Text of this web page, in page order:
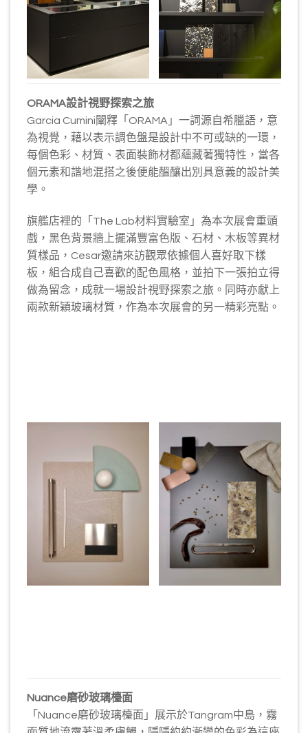
ORAMA設計視野探索之旅
Garcia Cumini闡釋「ORAMA」一詞源自希臘語，意
為視覺，藉以表示調色盤是設計中不可或缺的一環，
每個色彩、材質、表面裝飾材都蘊藏著獨特性，當各
個元素和諧地混搭之後便能醞釀出別具意義的設計美
學。
旗艦店裡的「The Lab材料實驗室」為本次展會重頭
戲，黑色背景牆上擺滿豐富色版、石材、木板等異材
質樣品，Cesar邀請來訪觀眾依據個人喜好取下樣
板，組合成自己喜歡的配色風格，並拍下一張拍立得
做為留念，成就一場設計視野探索之旅。同時亦獻上
兩款新穎玻璃材質，作為本次展會的另一精彩亮點。
Nuance磨砂玻璃檯面
「Nuance磨砂玻璃檯面」展示於Tangram中島，霧